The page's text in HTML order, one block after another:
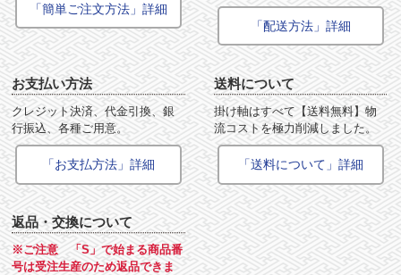
「簡単ご注文方法」詳細
「配送方法」詳細
お支払い方法
クレジット決済、代金引換、銀
行振込、各種ご用意。
「お支払方法」詳細
送料について
掛け軸はすべて【送料無料】物
流コストを極力削減しました。
「送料について」詳細
返品・交換について
※ご注意 「S」で始まる商品番
号は受注生産のため返品できま